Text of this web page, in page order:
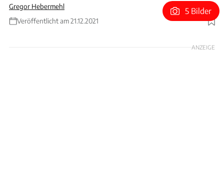
Gregor Hebermehl
Veröffentlicht am 21.12.2021
Foto: Tesla
5 Bilder
ANZEIGE